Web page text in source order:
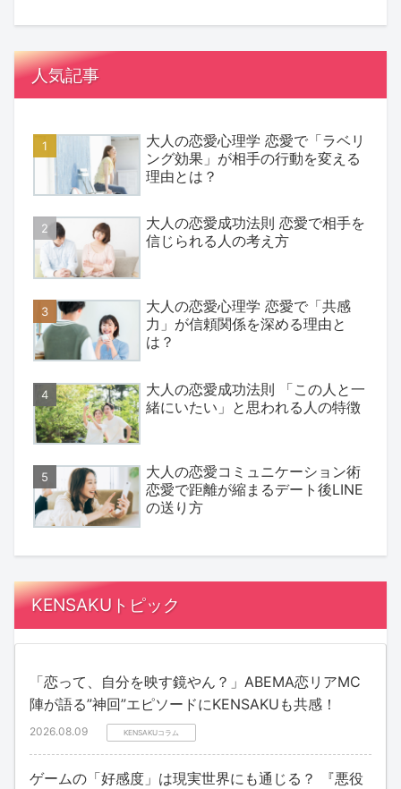
人気記事
大人の恋愛心理学 恋愛で「ラベリ
ング効果」が相手の行動を変える
理由とは？
大人の恋愛成功法則 恋愛で相手を
信じられる人の考え方
大人の恋愛心理学 恋愛で「共感
力」が信頼関係を深める理由と
は？
大人の恋愛成功法則 「この人と一
緒にいたい」と思われる人の特徴
大人の恋愛コミュニケーション術
恋愛で距離が縮まるデート後LINE
の送り方
KENSAKUトピック
「恋って、自分を映す鏡やん？」ABEMA恋リアMC
陣が語る”神回”エピソードにKENSAKUも共感！
2026.08.09 KENSAKUコラム
ゲームの「好感度」は現実世界にも通じる？ 『悪役